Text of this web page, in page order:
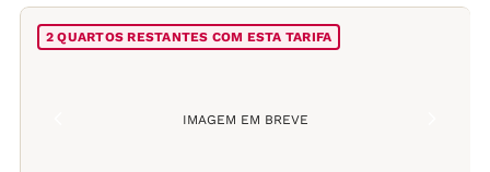
IMAGEM EM BREVE
2 QUARTOS RESTANTES COM ESTA TARIFA